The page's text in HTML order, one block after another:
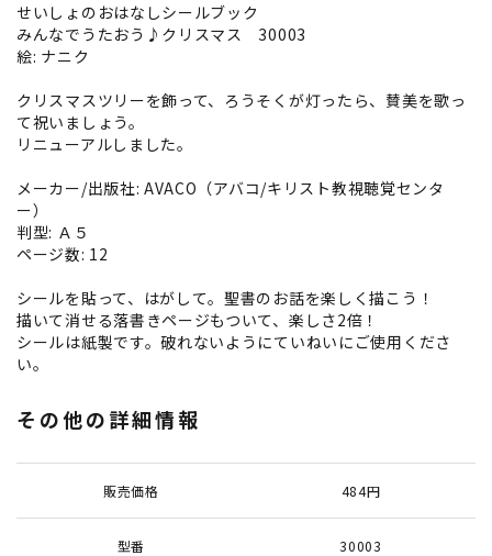
せいしょのおはなしシールブック
みんなでうたおう♪クリスマス 30003
絵: ナニク
クリスマスツリーを飾って、ろうそくが灯ったら、賛美を歌っ
て祝いましょう。
リニューアルしました。
メーカー/出版社: AVACO（アバコ/キリスト教視聴覚センタ
ー）
判型: Ａ５
ページ数: 12
シールを貼って、はがして。聖書のお話を楽しく描こう！
描いて消せる落書きページもついて、楽しさ2倍！
シールは紙製です。破れないようにていねいにご使用くださ
い。
その他の詳細情報
販売価格 484円
型番 30003